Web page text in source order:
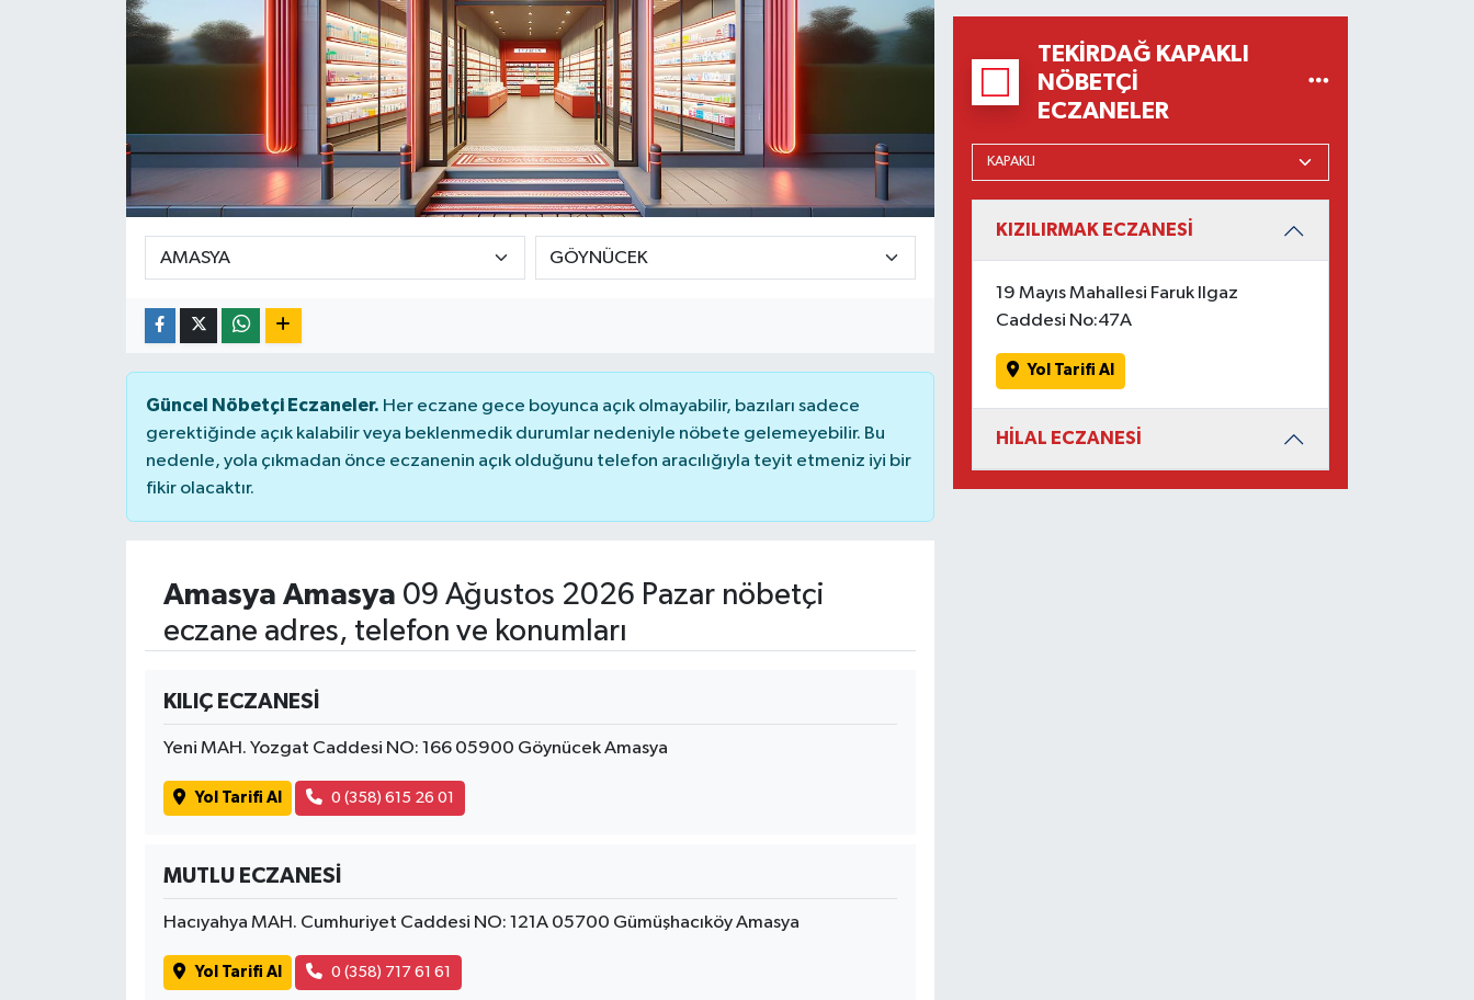
Güncel Nöbetçi Eczaneler. Her eczane gece boyunca açık olmayabilir, bazıları sadece
gerektiğinde açık kalabilir veya beklenmedik durumlar nedeniyle nöbete gelemeyebilir. Bu
nedenle, yola çıkmadan önce eczanenin açık olduğunu telefon aracılığıyla teyit etmeniz iyi bir
fikir olacaktır.
Amasya Amasya 09 Ağustos 2026 Pazar nöbetçi
eczane adres, telefon ve konumları
KILIÇ ECZANESİ
Yeni MAH. Yozgat Caddesi NO: 166 05900 Göynücek Amasya
Yol Tarifi Al 0 (358) 615 26 01
MUTLU ECZANESİ
Hacıyahya MAH. Cumhuriyet Caddesi NO: 121A 05700 Gümüşhacıköy Amasya
Yol Tarifi Al 0 (358) 717 61 61
TEKIRDAĞ KAPAKLI
NÖBETÇI
ECZANELER
KIZILIRMAK ECZANESİ
19 Mayıs Mahallesi Faruk Ilgaz
Caddesi No:47A
Yol Tarifi Al
HİLAL ECZANESİ
Ekonomi
Teknoloji